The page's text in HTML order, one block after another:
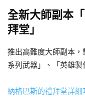
全新大師副本
拜堂」
推出高難度大師副本
系列武器」、「英雄製
納格巴斯的禮拜堂詳細